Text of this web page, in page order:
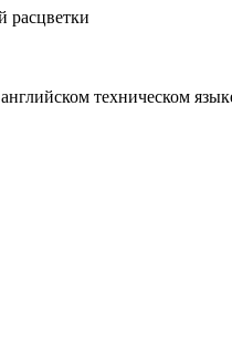
расцветки
техническом